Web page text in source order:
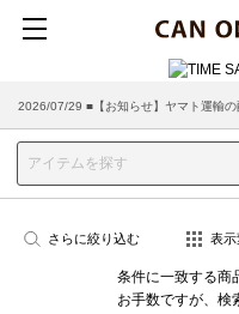
2026/07/29 ■【お知らせ】ヤマト運輸の
さらに絞り込む 表示
条件に一致する商
お手数ですが、検